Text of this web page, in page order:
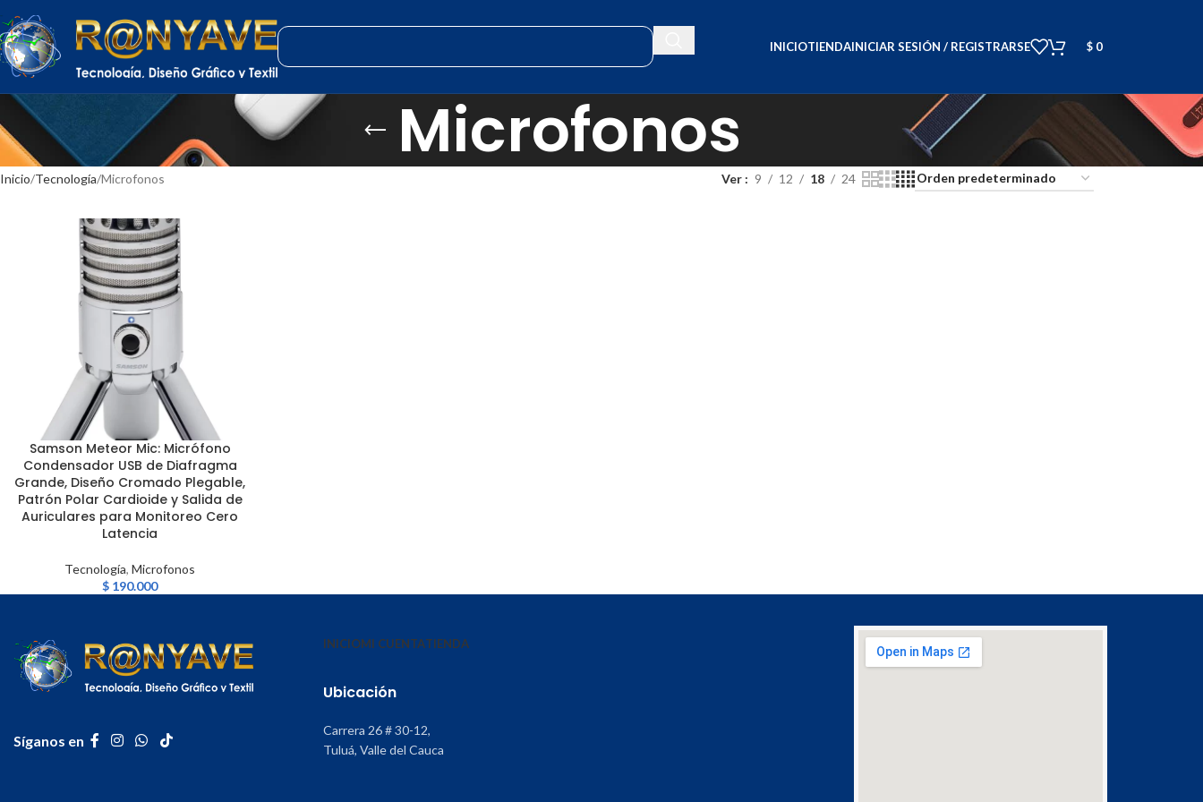
INICIOTIENDAINICIAR SESIÓN / REGISTRARSE $ 0
Microfonos
Inicio Tecnología Microfonos Ver 9 12 18 24
AÑADIR AL CARRITO
Samson Meteor Mic: Micrófono
Condensador USB de Diafragma
Grande, Diseño Cromado Plegable,
Patrón Polar Cardioide y Salida de
Auriculares para Monitoreo Cero
Latencia
Tecnología,Microfonos
$ 190.000
Síganos en
INICIOMI CUENTATIENDA
Ubicación
Carrera 26 # 30-12,
Tuluá, Valle del Cauca